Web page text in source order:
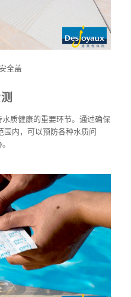
全盖
质健康的重要环节。通过确保
围内，可以预防各种水质问